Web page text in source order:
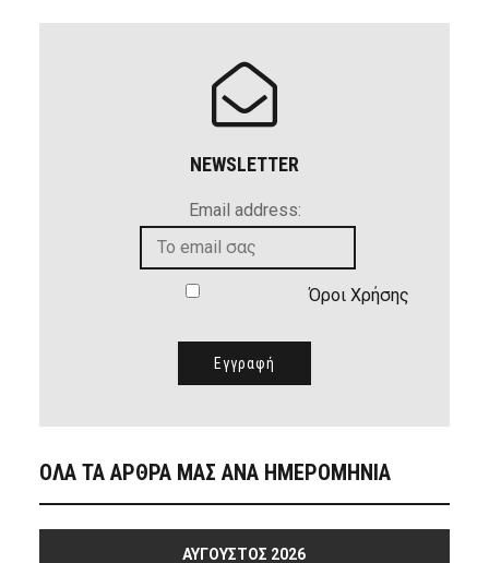
NEWSLETTER
Email address:
Όροι Χρήσης
ΟΛΑ ΤΑ ΑΡΘΡΑ ΜΑΣ ΑΝΑ ΗΜΕΡΟΜΗΝΙΑ
ΑΎΓΟΥΣΤΟΣ 2026